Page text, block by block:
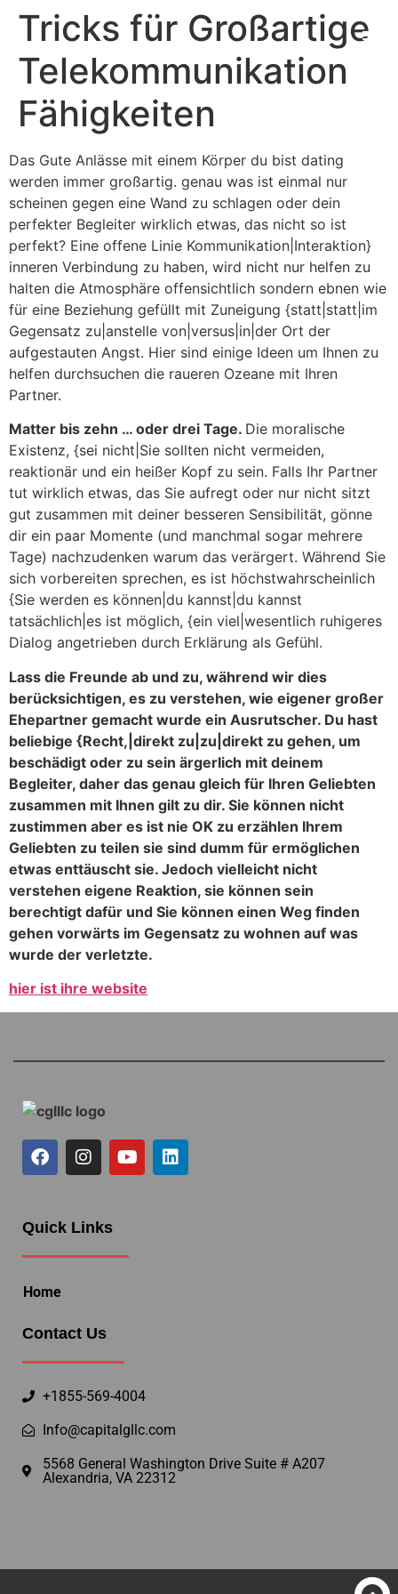
Tricks für Großartige
Telekommunikation
Fähigkeiten
Das Gute Anlässe mit einem Körper du bist dating
werden immer großartig. genau was ist einmal nur
scheinen gegen eine Wand zu schlagen oder dein
perfekter Begleiter wirklich etwas, das nicht so ist
perfekt? Eine offene Linie Kommunikation|Interaktion}
inneren Verbindung zu haben, wird nicht nur helfen zu
halten die Atmosphäre offensichtlich sondern ebnen wie
für eine Beziehung gefüllt mit Zuneigung {statt|statt|im
Gegensatz zu|anstelle von|versus|in|der Ort der
aufgestauten Angst. Hier sind einige Ideen um Ihnen zu
helfen durchsuchen die raueren Ozeane mit Ihren
Partner.
Matter bis zehn … oder drei Tage. Die moralische
Existenz, {sei nicht|Sie sollten nicht vermeiden,
reaktionär und ein heißer Kopf zu sein. Falls Ihr Partner
tut wirklich etwas, das Sie aufregt oder nur nicht sitzt
gut zusammen mit deiner besseren Sensibilität, gönne
dir ein paar Momente (und manchmal sogar mehrere
Tage) nachzudenken warum das verärgert. Während Sie
sich vorbereiten sprechen, es ist höchstwahrscheinlich
{Sie werden es können|du kannst|du kannst
tatsächlich|es ist möglich, {ein viel|wesentlich ruhigeres
Dialog angetrieben durch Erklärung als Gefühl.
Lass die Freunde ab und zu, während wir dies
berücksichtigen, es zu verstehen, wie eigener großer
Ehepartner gemacht wurde ein Ausrutscher. Du hast
beliebige {Recht,|direkt zu|zu|direkt zu gehen, um
beschädigt oder zu sein ärgerlich mit deinem
Begleiter, daher das genau gleich für Ihren Geliebten
zusammen mit Ihnen gilt zu dir. Sie können nicht
zustimmen aber es ist nie OK zu erzählen Ihrem
Geliebten zu teilen sie sind dumm für ermöglichen
etwas enttäuscht sie. Jedoch vielleicht nicht
verstehen eigene Reaktion, sie können sein
berechtigt dafür und Sie können einen Weg finden
gehen vorwärts im Gegensatz zu wohnen auf was
wurde der verletzte.
hier ist ihre website
Quick Links
Home
Contact Us
+1855-569-4004
Info@capitalgllc.com
5568 General Washington Drive Suite # A207
Alexandria, VA 22312